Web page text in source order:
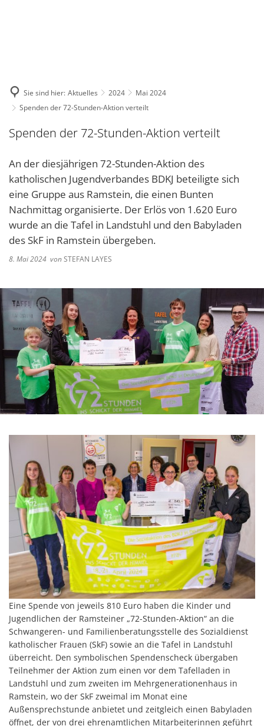
Sie sind hier: Aktuelles 2024
Mai 2024
Spenden der 72-Stunden-Aktion verteilt
Spenden der 72-Stunden-Aktion verteilt
An der diesjährigen 72-Stunden-Aktion des
katholischen Jugendverbandes BDKJ beteiligte sich
eine Gruppe aus Ramstein, die einen Bunten
Nachmittag organisierte. Der Erlös von 1.620 Euro
wurde an die Tafel in Landstuhl und den Babyladen
des SkF in Ramstein übergeben.
8. Mai 2024 vonSTEFAN LAYES
Eine Spende von jeweils 810 Euro haben die Kinder und
Jugendlichen der Ramsteiner „72-Stunden-Aktion“ an die
Schwangeren- und Familienberatungsstelle des Sozialdienst
katholischer Frauen (SkF) sowie an die Tafel in Landstuhl
überreicht. Den symbolischen Spendenscheck übergaben
Teilnehmer der Aktion zum einen vor dem Tafelladen in
Landstuhl und zum zweiten im Mehrgenerationenhaus in
Ramstein, wo der SkF zweimal im Monat eine
Außensprechstunde anbietet und zeitgleich einen Babyladen
öffnet, der von drei ehrenamtlichen Mitarbeiterinnen geführt